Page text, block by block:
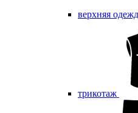
верхняя
трикотаж